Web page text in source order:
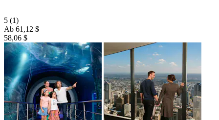
5 (1)
Ab 61,12 $
58,06 $